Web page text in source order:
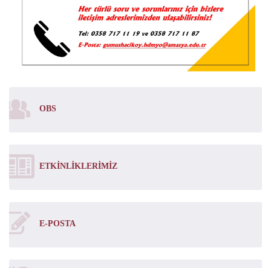
OBS
ETKINLIKLERIMIZ
E-POSTA